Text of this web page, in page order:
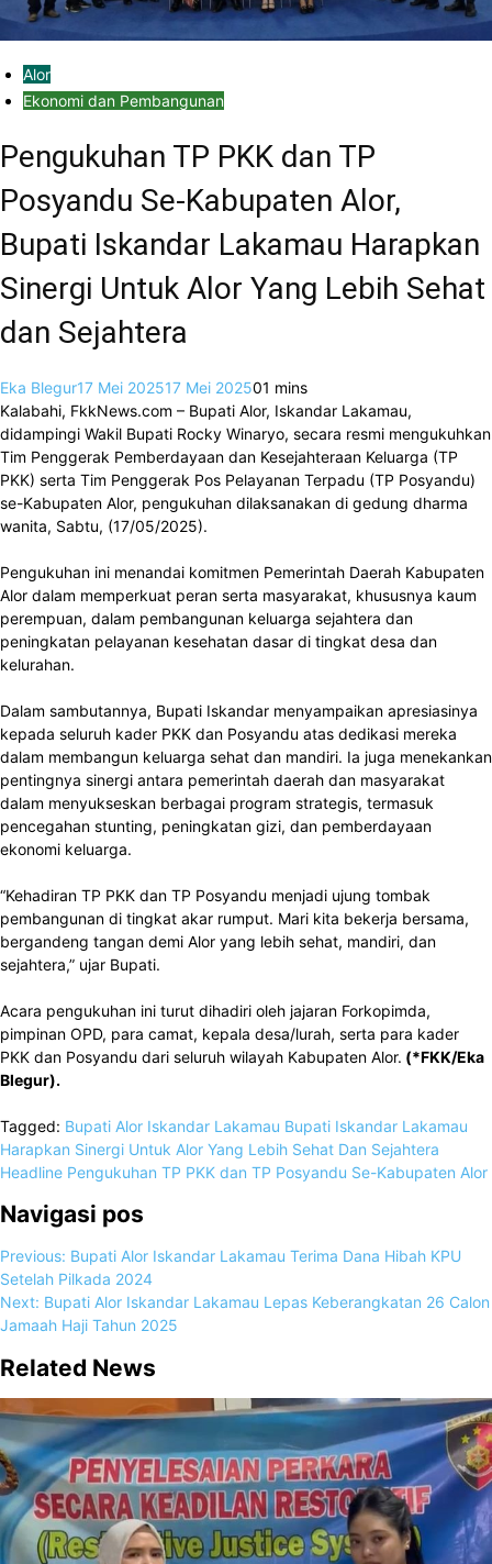
Alor
Ekonomi dan Pembangunan
Pengukuhan TP PKK dan TP
Posyandu Se-Kabupaten Alor,
Bupati Iskandar Lakamau Harapkan
Sinergi Untuk Alor Yang Lebih Sehat
dan Sejahtera
Eka Blegur17 Mei 202517 Mei 202501 mins
Kalabahi, FkkNews.com – Bupati Alor, Iskandar Lakamau,
didampingi Wakil Bupati Rocky Winaryo, secara resmi mengukuhkan
Tim Penggerak Pemberdayaan dan Kesejahteraan Keluarga (TP
PKK) serta Tim Penggerak Pos Pelayanan Terpadu (TP Posyandu)
se-Kabupaten Alor, pengukuhan dilaksanakan di gedung dharma
wanita, Sabtu, (17/05/2025).
Pengukuhan ini menandai komitmen Pemerintah Daerah Kabupaten
Alor dalam memperkuat peran serta masyarakat, khususnya kaum
perempuan, dalam pembangunan keluarga sejahtera dan
peningkatan pelayanan kesehatan dasar di tingkat desa dan
kelurahan.
Dalam sambutannya, Bupati Iskandar menyampaikan apresiasinya
kepada seluruh kader PKK dan Posyandu atas dedikasi mereka
dalam membangun keluarga sehat dan mandiri. Ia juga menekankan
pentingnya sinergi antara pemerintah daerah dan masyarakat
dalam menyukseskan berbagai program strategis, termasuk
pencegahan stunting, peningkatan gizi, dan pemberdayaan
ekonomi keluarga.
“Kehadiran TP PKK dan TP Posyandu menjadi ujung tombak
pembangunan di tingkat akar rumput. Mari kita bekerja bersama,
bergandeng tangan demi Alor yang lebih sehat, mandiri, dan
sejahtera,” ujar Bupati.
Acara pengukuhan ini turut dihadiri oleh jajaran Forkopimda,
pimpinan OPD, para camat, kepala desa/lurah, serta para kader
PKK dan Posyandu dari seluruh wilayah Kabupaten Alor. (*FKK/Eka
Blegur).
Tagged: Bupati Alor Iskandar Lakamau Bupati Iskandar Lakamau
Harapkan Sinergi Untuk Alor Yang Lebih Sehat Dan Sejahtera
Headline Pengukuhan TP PKK dan TP Posyandu Se-Kabupaten Alor
Navigasi pos
Previous: Bupati Alor Iskandar Lakamau Terima Dana Hibah KPU
Setelah Pilkada 2024
Next: Bupati Alor Iskandar Lakamau Lepas Keberangkatan 26 Calon
Jamaah Haji Tahun 2025
Related News